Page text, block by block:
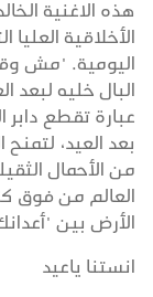
هذه الاغنية
الأخلاقية
اليومية. "مش
البال خليه لبعد
عبارة تقطع
بعد العيد،
من الأحمال
العالم من فوق
الأرض بين
انستنا ياعيد